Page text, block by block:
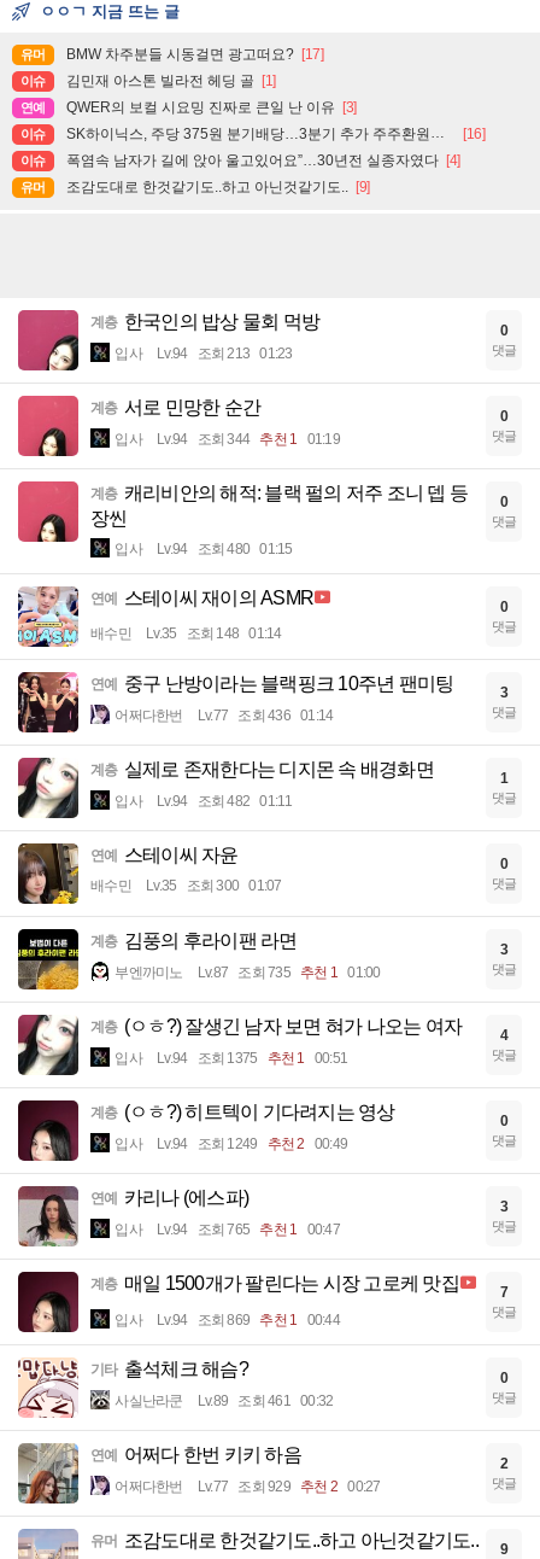
ㅇㅇㄱ 지금 뜨는 글
유머 BMW 차주분들 시동걸면 광고떠요? [17]
이슈 김민재 아스톤 빌라전 헤딩 골 [1]
연예 QWER의 보컬 시요밍 진짜로 큰일 난 이유 [3]
이슈 SK하이닉스, 주당 375원 분기배당…3분기 추가 주주환원도 예고 [16]
이슈 폭염속 남자가 길에 앉아 울고있어요”…30년전 실종자였다 [4]
유머 조감도대로 한것같기도..하고 아닌것같기도.. [9]
계층 한국인의 밥상 물회 먹방
입사 Lv.94 조회 213 01:23
0
댓글
계층 서로 민망한 순간
입사 Lv.94 조회 344 추천 1 01:19
0
댓글
계층 캐리비안의 해적: 블랙 펄의 저주 조니 뎁 등
장씬
입사 Lv.94 조회 480 01:15
0
댓글
연예 스테이씨 재이의 ASMR
배수민 Lv.35 조회 148 01:14
0
댓글
연예 중구 난방이라는 블랙핑크 10주년 팬미팅
어쩌다한번 Lv.77 조회 436 01:14
3
댓글
계층 실제로 존재한다는 디지몬 속 배경화면
입사 Lv.94 조회 482 01:11
1
댓글
연예 스테이씨 자윤
배수민 Lv.35 조회 300 01:07
0
댓글
계층 김풍의 후라이팬 라면
부엔까미노 Lv.87 조회 735 추천 1 01:00
3
댓글
계층 (ㅇㅎ?) 잘생긴 남자 보면 혀가 나오는 여자
입사 Lv.94 조회 1375 추천 1 00:51
4
댓글
계층 (ㅇㅎ?) 히트텍이 기다려지는 영상
입사 Lv.94 조회 1249 추천 2 00:49
0
댓글
연예 카리나 (에스파)
입사 Lv.94 조회 765 추천 1 00:47
3
댓글
계층 매일 1500개가 팔린다는 시장 고로케 맛집
입사 Lv.94 조회 869 추천 1 00:44
7
댓글
기타 출석체크 해슴?
사실난라쿤 Lv.89 조회 461 00:32
0
댓글
연예 어쩌다 한번 키키 하음
어쩌다한번 Lv.77 조회 929 추천 2 00:27
2
댓글
유머 조감도대로 한것같기도..하고 아닌것같기도.. 9